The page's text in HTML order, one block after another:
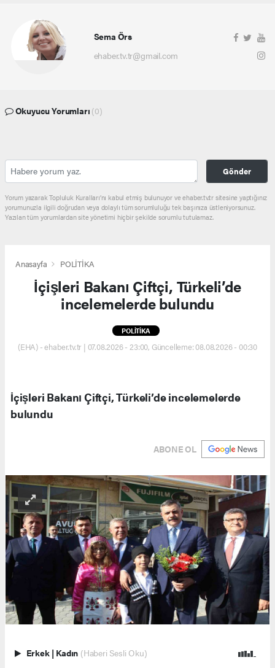
Sema Örs
ehaber.tv.tr@gmail.com
Okuyucu Yorumları (0)
Gönder
Yorum yazarak Topluluk Kuralları’nı kabul etmiş bulunuyor ve ehaber.tv.tr sitesine yaptığınız
yorumunuzla ilgili doğrudan veya dolaylı tüm sorumluluğu tek başınıza üstleniyorsunuz.
Yazılan tüm yorumlardan site yönetimi hiçbir şekilde sorumlu tutulamaz.
Anasayfa POLİTİKA
İçişleri Bakanı Çiftçi, Türkeli’de
incelemelerde bulundu
POLİTİKA
(EHA) - ehaber.tv.tr | 07.08.2026 - 23:00, Güncelleme: 08.08.2026 - 00:30
İçişleri Bakanı Çiftçi, Türkeli’de incelemelerde
bulundu
ABONE OL
Erkek | Kadın (Haberi Sesli Oku)